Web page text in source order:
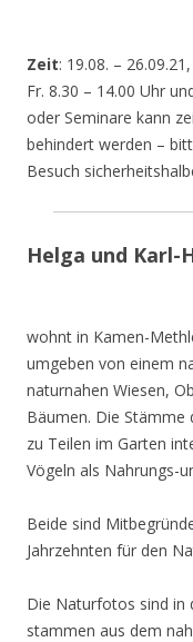
Zeit: 19.08. –
Fr. 8.30 – 14.00 Uhr
oder Seminare kann
behindert werden –
Besuch
Helga und Karl-
wohnt in Kamen-
umgeben von einem
naturnahen Wiesen,
Bäumen. Die Stämme
zu Teilen im Garten
Vögeln als Nahrungs-
Beide sind
Jahrzehnten für den
Die Naturfotos sind in
stammen aus dem